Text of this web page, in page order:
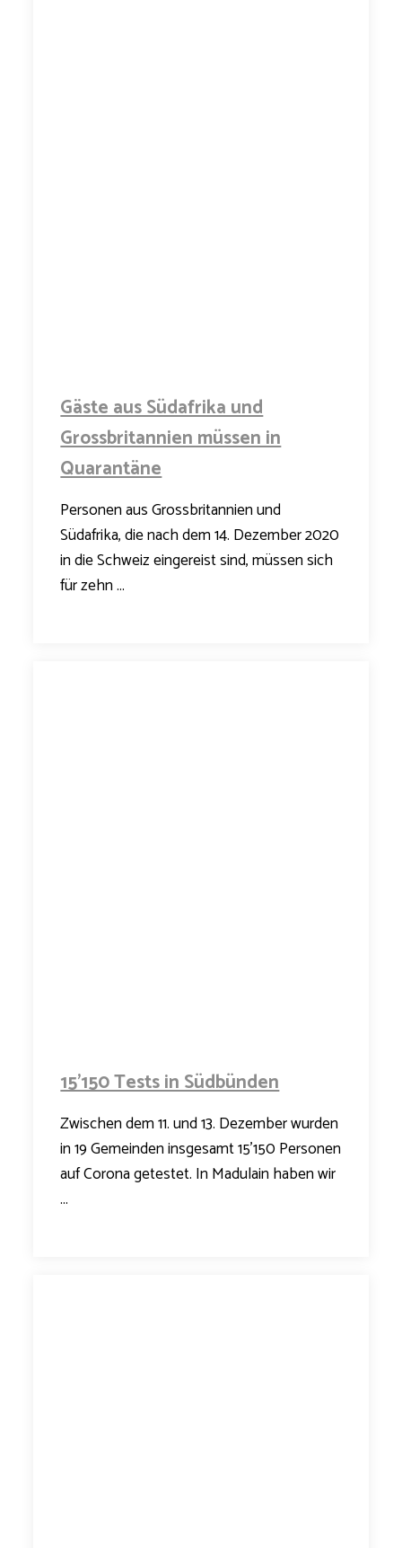
Gäste aus Südafrika und
Grossbritannien müssen in
Quarantäne
Personen aus Grossbritannien und
Südafrika, die nach dem 14. Dezember 2020
in die Schweiz eingereist sind, müssen sich
für zehn ...
15’150 Tests in Südbünden
Zwischen dem 11. und 13. Dezember wurden
in 19 Gemeinden insgesamt 15’150 Personen
auf Corona getestet. In Madulain haben wir
...